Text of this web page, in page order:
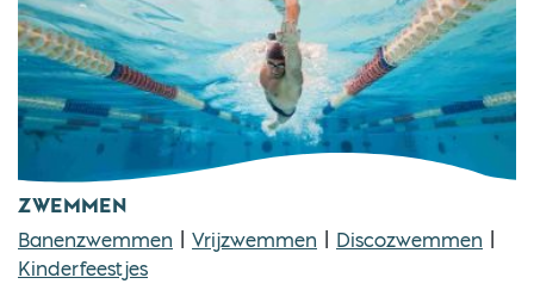
ZWEMMEN
Banenzwemmen Vrijzwemmen Discozwemmen
Kinderfeestjes